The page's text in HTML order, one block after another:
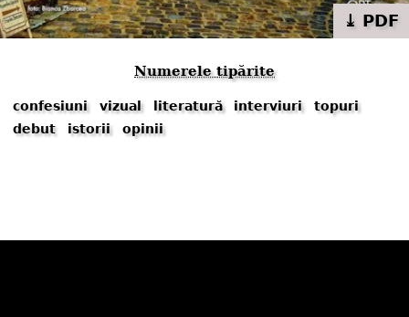
⤓ PDF
Numerele tipărite
confesiuni vizual literatură interviuri
topuri
debut
istorii opinii